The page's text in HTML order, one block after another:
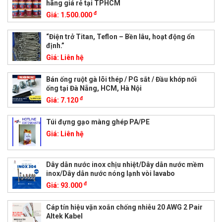
hãng giá rẻ tại TPHCM
Giá: 1.500.000 đ
“Điện trở Titan, Teflon – Bền lâu, hoạt động ổn
định.”
Giá: Liên hệ
Bán ống ruột gà lõi thép / PG sắt / Đầu khớp nối
ống tại Đà Nẵng, HCM, Hà Nội
Giá: 7.120 đ
Túi đựng gạo màng ghép PA/PE
Giá: Liên hệ
Dây dẫn nước inox chịu nhiệt/Dây dẫn nước mềm
inox/Dây dẫn nước nóng lạnh vòi lavabo
Giá: 93.000 đ
Cáp tín hiệu vặn xoắn chống nhiễu 20 AWG 2 Pair
Altek Kabel